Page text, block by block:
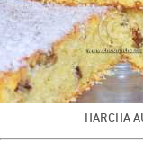
HARCHA